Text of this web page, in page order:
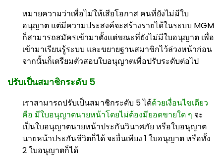
หมายความว่าเพื่อไม่ให้เสียโอกาส คนที่ยังไม่มีใบ
อนุญาต แต่มีความประสงค์จะสร้างรายได้ในระบบ MGM
ก็สามารถสมัครเข้ามาตั้งแต่ขณะที่ยังไม่มีใบอนุญาต เพื่อ
เข้ามาเรียนรู้ระบบ และขยายฐานสมาชิกไว้ล่วงหน้าก่อน
จากนั้นก็เตรียมตัวสอบใบอนุญาตเพื่อปรับระดับต่อไป
ปรับเป็นสมาชิกระดับ 5
เราสามารถปรับเป็นสมาชิกระดับ 5 ได้ด้วยเงื่อนไขเดียว
คือ มีใบอนุญาตนายหน้าโดยไม่ต้องมียอดขายใด ๆ จะ
เป็นใบอนุญาตนายหน้าประกันวินาศภัย หรือใบอนุญาต
นายหน้าประกันชีวิตก็ได้ จะยื่นเพียง 1 ใบอนุญาต หรือทั้ง
2 ใบอนุญาตก็ได้